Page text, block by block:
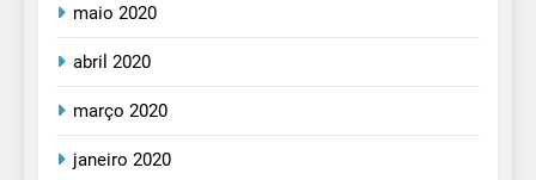
maio 2020
abril 2020
março 2020
janeiro 2020